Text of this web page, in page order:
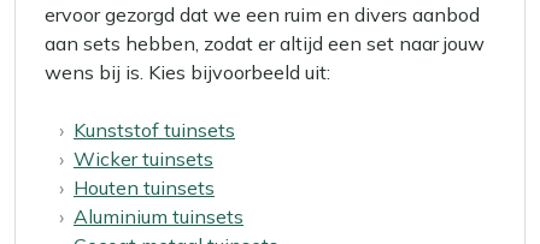
ervoor gezorgd dat we een ruim en divers aanbod
aan sets hebben, zodat er altijd een set naar jouw
wens bij is. Kies bijvoorbeeld uit:
Kunststof tuinsets
Wicker tuinsets
Houten tuinsets
Aluminium tuinsets